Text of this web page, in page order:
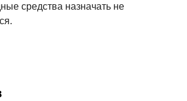
средства назначать не